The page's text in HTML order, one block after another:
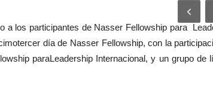
a los participantes de Nasser Fellowship para
día de Nasser Fellowship, con la
paraLeadership Internacional, y un grupo de